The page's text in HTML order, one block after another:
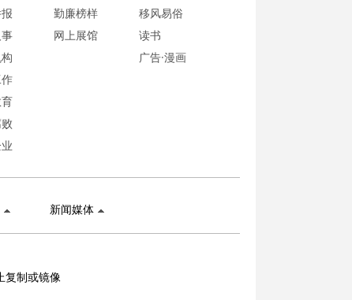
勤廉榜样
网上展馆
移风易俗
读书
广告·漫画
新闻媒体
制或镜像